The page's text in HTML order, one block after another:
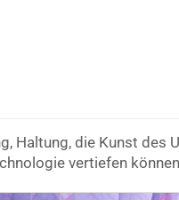
Haltung, die Kunst
vertiefen